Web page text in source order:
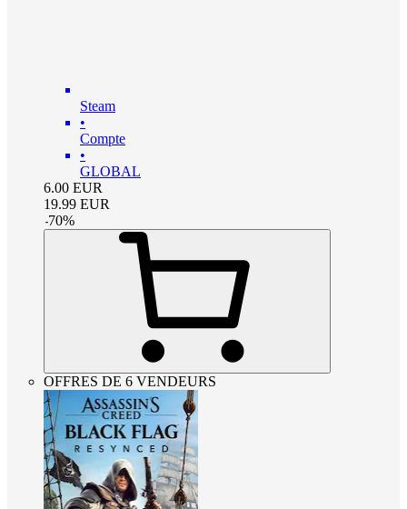
Steam
•
Compte
•
GLOBAL
6.00 EUR
19.99 EUR
-70%
OFFRES DE 6 VENDEURS